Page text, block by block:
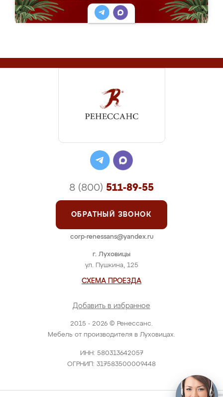
2015 - 2026 © Ренессанс.
Мебель от производителя в Луховицах.
ИНН: 580313642057
ОГРНИП: 317583500009448
г. Луховицы
ул. Пушкина, 125
СХЕМА ПРОЕЗДА
Добавить в избранное
8 (800) 511-89-55
ОБРАТНЫЙ ЗВОНОК
corp-renessans@yandex.ru